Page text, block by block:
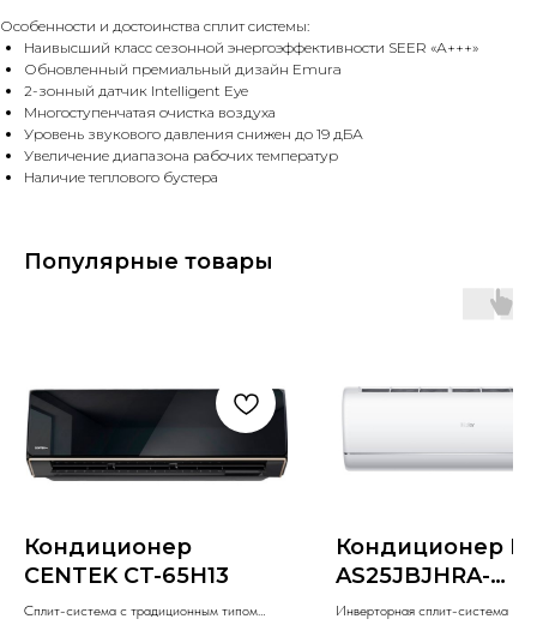
Особенности и достоинства сплит системы:
Наивысший класс сезонной энергоэффективности SEER «А+++»
Обновленный премиальный дизайн Emura
2-зонный датчик Intelligent Eye
Многоступенчатая очистка воздуха
Уровень звукового давления снижен до 19 дБА
Увеличение диапазона рабочих температур
Наличие теплового бустера
Популярные товары
Кондиционер
CENTEK CT-65H13
Сплит-система c традиционным типом
Кондиционер
AS25JBJHRA-
W/1U25JEJFRA
Инверторная сплит-система